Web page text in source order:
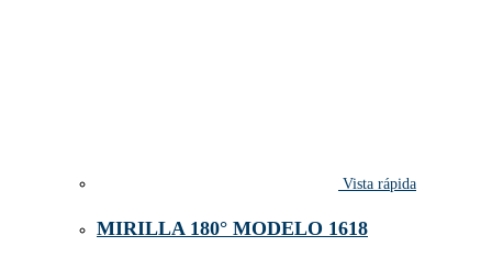
Vista rápida
MIRILLA 180° MODELO 1618